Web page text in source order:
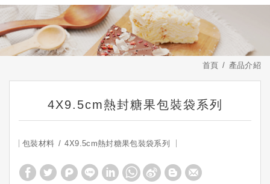
首頁 產品介紹
4X9.5cm熱封糖果包裝袋系列
包裝材料 4X9.5cm熱封糖果包裝袋系列